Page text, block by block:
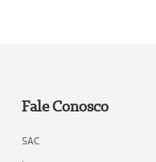
Fale Conosco
SAC